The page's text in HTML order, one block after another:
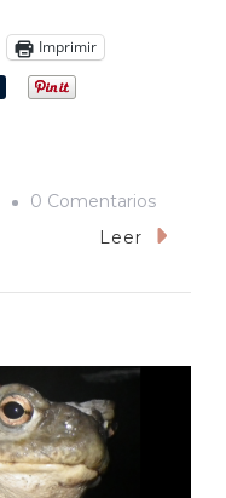
Imprimir
0 ComentariosEn
Aíslame
Leer